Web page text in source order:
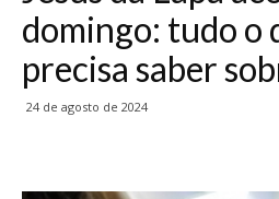
domingo: tudo o
precisa saber
24 de agosto de 2024